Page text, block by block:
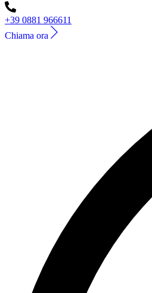
+39 0881 966611
Chiama ora